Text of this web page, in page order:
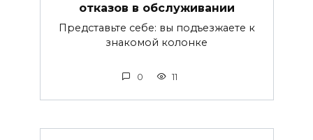
отказов в обслуживании
Представьте себе: вы подъезжаете к
знакомой колонке
0 11